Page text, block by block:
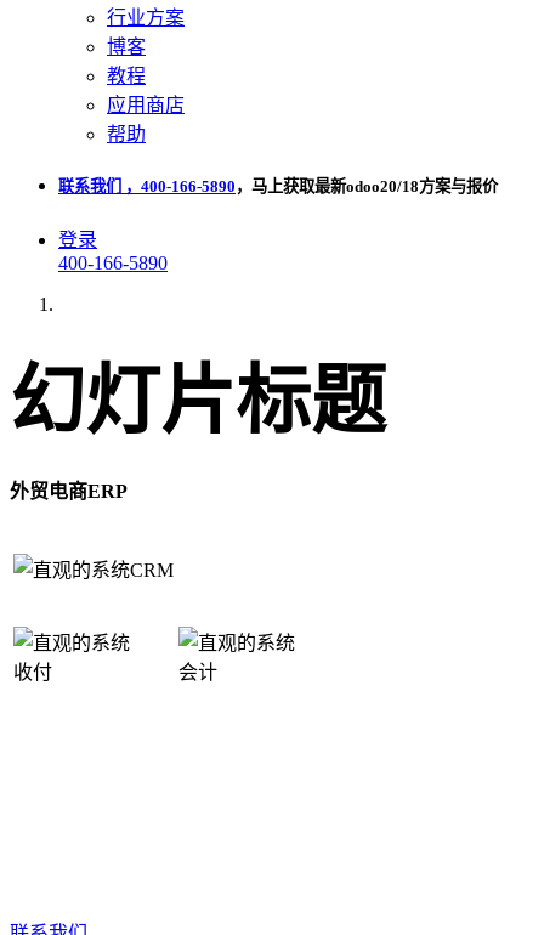
行业方案
博客
教程
应用商店
帮助
联系我们 ，400-166-5890 ，马上获取最新odoo20/18方案与报价
登录
400-166-5890
幻灯片标题
外贸电商ERP
CRM
收付 会计